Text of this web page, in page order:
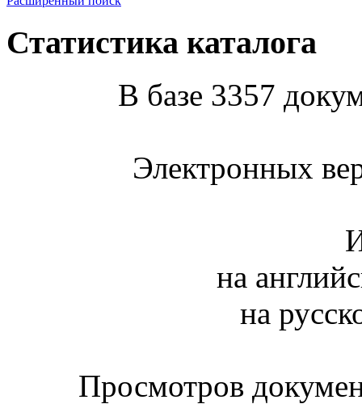
Статистика каталога
В базе 3357
Электронных
на
на
Просмотров